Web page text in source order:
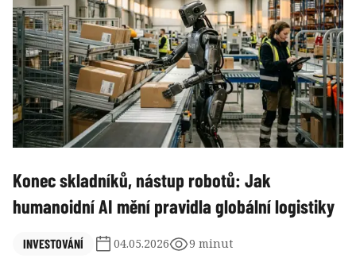
Konec skladníků, nástup robotů: Jak
humanoidní AI mění pravidla globální logistiky
INVESTOVÁNÍ 04.05.2026 9 minut